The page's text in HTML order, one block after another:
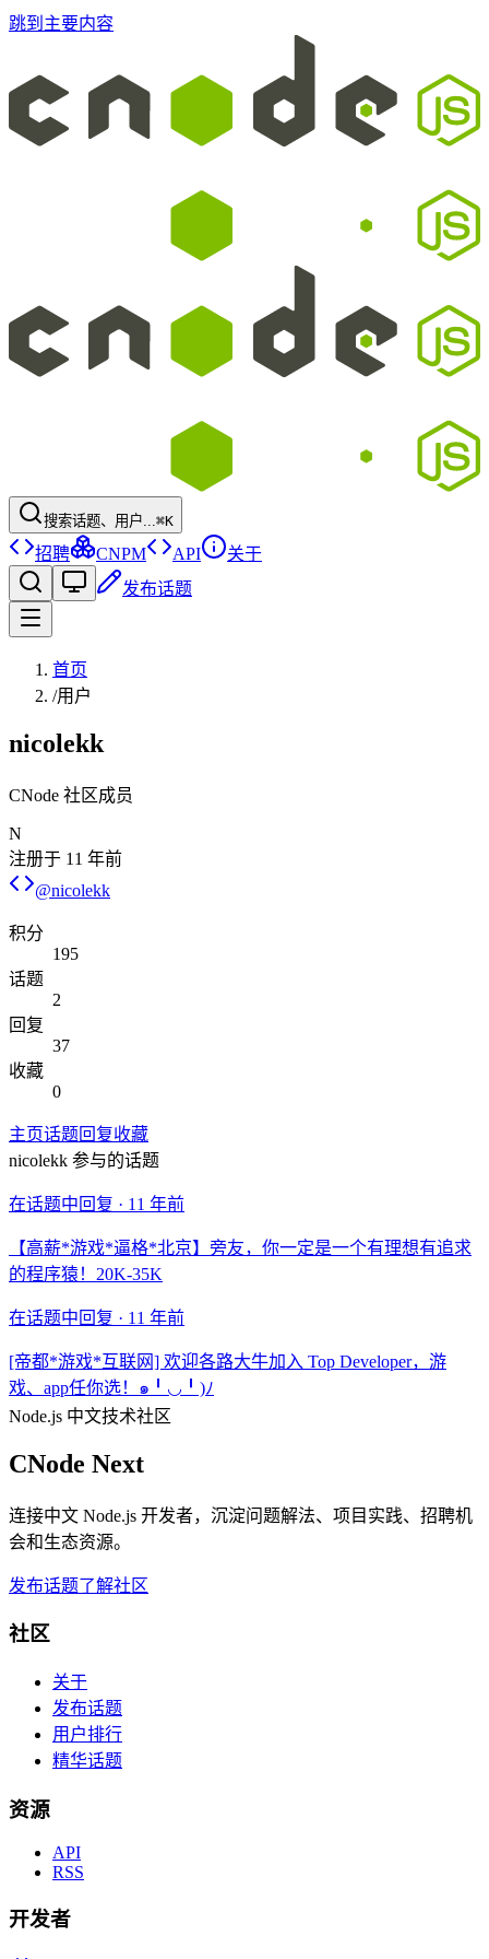
跳到主要内容
搜索话题、用户...⌘K
招聘 CNPM API
关于
发布话题
首页
/用户
nicolekk
CNode 社区成员
N
注册于 11 年前
@nicolekk
积分
195
话题
2
回复
37
收藏
0
主页话题回复收藏
nicolekk 参与的话题
在话题中回复 · 11 年前
【高薪*游戏*逼格*北京】旁友，你一定是一个有理想有追求
的程序猿！20K-35K
在话题中回复 · 11 年前
[帝都*游戏*互联网] 欢迎各路大牛加入 Top Developer，游
戏、app任你选！๑╹◡╹)ﾉ
Node.js 中文技术社区
CNode Next
连接中文 Node.js 开发者，沉淀问题解法、项目实践、招聘机
会和生态资源。
发布话题了解社区
社区
关于
发布话题
用户排行
精华话题
资源
API
RSS
开发者